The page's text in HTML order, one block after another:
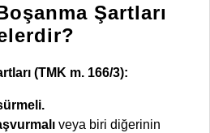
Şartları
(TMK m. 166/3):
veya biri diğerinin